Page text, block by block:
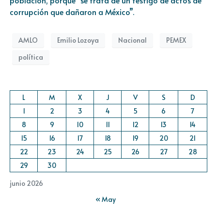
corrupción que dañaron a México”.
AMLO Emilio Lozoya Nacional
PEMEX
política
junio 2026
L M X J V S
D
1
2 3 4 5 6
7
8
9 10 11 12 13
14
15
16 17 18 19 20
21
22
23 24 25 26 27
28
29
30
« May